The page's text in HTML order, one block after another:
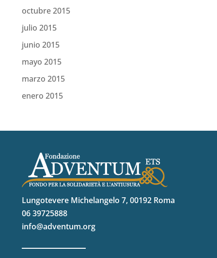
octubre 2015
julio 2015
junio 2015
mayo 2015
marzo 2015
enero 2015
Lungotevere Michelangelo 7, 00192 Roma
06 39725888
info@adventum.org